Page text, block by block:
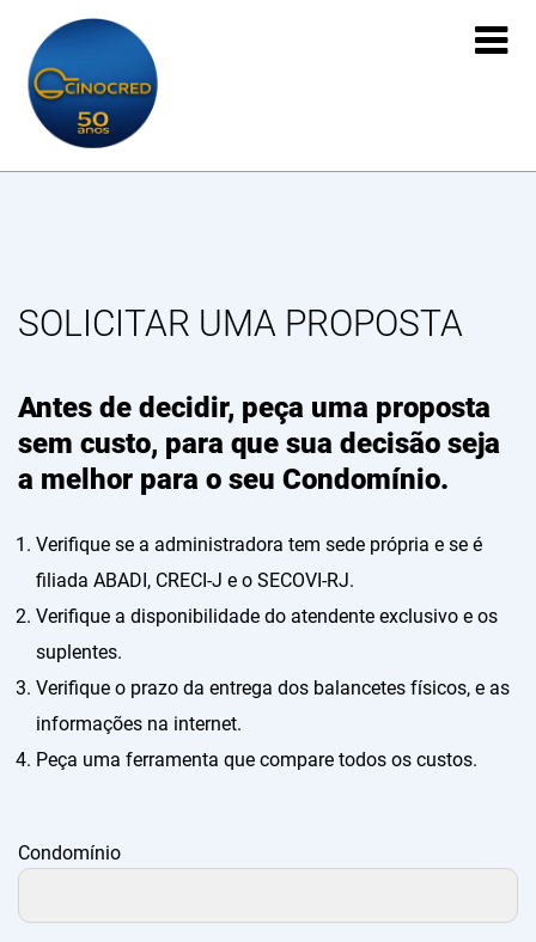

SOLICITAR UMA PROPOSTA
Antes de decidir, peça uma proposta
sem custo, para que sua decisão seja
a melhor para o seu Condomínio.
Verifique se a administradora tem sede própria e se é
filiada ABADI, CRECI-J e o SECOVI-RJ.
Verifique a disponibilidade do atendente exclusivo e os
suplentes.
Verifique o prazo da entrega dos balancetes físicos, e as
informações na internet.
Peça uma ferramenta que compare todos os custos.
Condomínio